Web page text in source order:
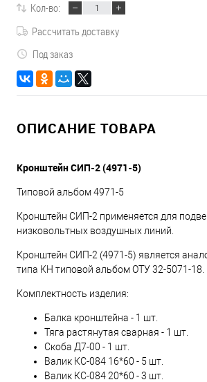
Кол-во:
Рассчитать доставку
Под заказ
ОПИСАНИЕ ТОВАРА
Кронштейн СИП-2 (4971-5)
Типовой альбом 4971-5
Кронштейн СИП-2 применяется для
низковольтных воздушных линий.
Кронштейн СИП-2 (4971-5) является
типа КН типовой альбом ОТУ 32-5071-18.
Комплектность изделия:
Балка кронштейна - 1 шт.
Тяга растянутая сварная - 1 шт.
Скоба Д7-00 - 1 шт.
Валик КС-084 16*60 - 5 шт.
Валик КС-084 20*60 - 3 шт.